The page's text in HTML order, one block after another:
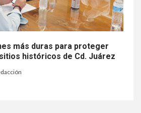
más duras para proteger
históricos de Cd. Juárez